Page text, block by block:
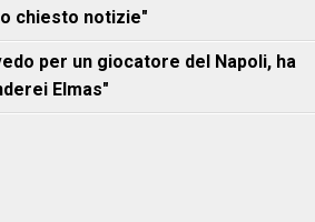
chiesto notizie"
per un giocatore del Napoli, ha
Elmas"